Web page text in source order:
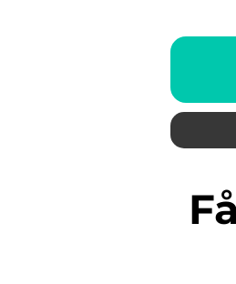
Få flotte vægge med kreativt